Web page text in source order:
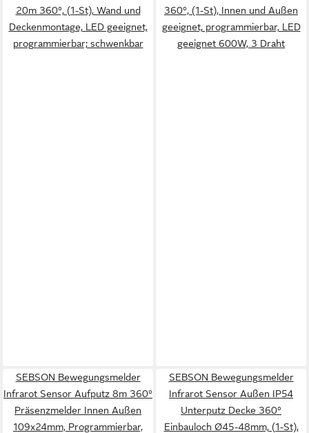
20m 360°, (1-St), Wand und
Deckenmontage, LED geeignet,
programmierbar; schwenkbar
360°, (1-St), Innen und Außen
geeignet, programmierbar, LED
geeignet 600W, 3 Draht
SEBSON Bewegungsmelder
Infrarot Sensor Aufputz 8m 360°
Präsenzmelder Innen Außen
109x24mm, Programmierbar,
SEBSON Bewegungsmelder
Infrarot Sensor Außen IP54
Unterputz Decke 360°
Einbauloch Ø45-48mm, (1-St),